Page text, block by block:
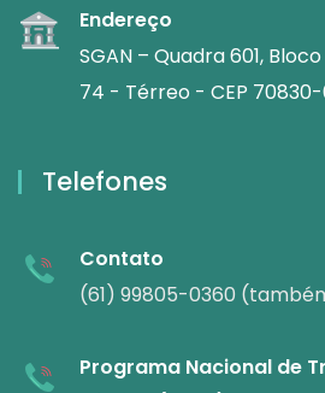
Endereço
SGAN – Quadra 601,
74 - Térreo - CEP 70830-
Telefones
Contato
(61) 99805-0360
Programa Nacional de